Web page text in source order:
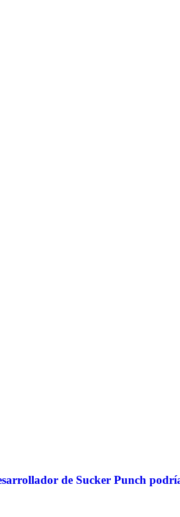
de Sucker Punch